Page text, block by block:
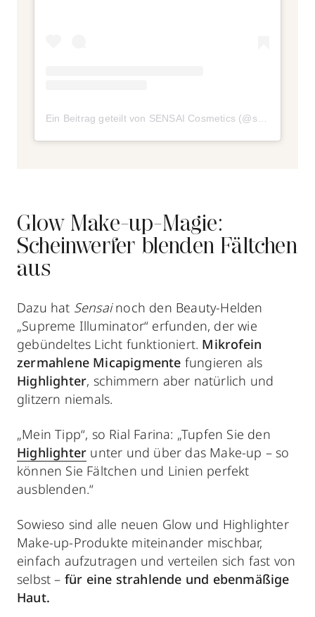
Glow Make-up-Magie:
Scheinwerfer blenden Fältchen
aus
Dazu hat Sensainoch den Beauty-Helden
„Supreme Illuminator“ erfunden, der wie
gebündeltes Licht funktioniert. Mikrofein
zermahlene Micapigmente fungieren als
Highlighter, schimmern aber natürlich und
glitzern niemals.
„Mein Tipp“, so Rial Farina: „Tupfen Sie den
Highlighter unter und über das Make-up – so
können Sie Fältchen und Linien perfekt
ausblenden.“
Sowieso sind alle neuen Glow und Highlighter
Make-up-Produkte miteinander mischbar,
einfach aufzutragen und verteilen sich fast von
selbst – für eine strahlende und ebenmäßige
Haut.